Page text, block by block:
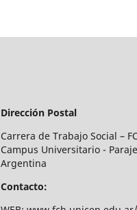
Dirección Postal
Carrera de Trabajo Social –
Campus Universitario -
Argentina
Contacto: